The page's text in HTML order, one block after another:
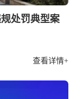
处罚典型案
查看详情+